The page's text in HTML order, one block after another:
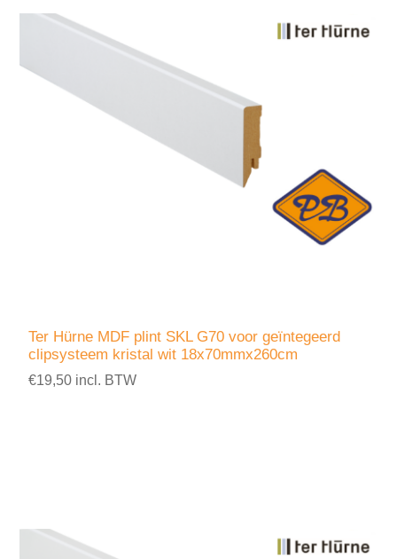
Ter Hürne MDF plint SKL G70 voor geïntegeerd
clipsysteem kristal wit 18x70mmx260cm
€19,50 incl. BTW